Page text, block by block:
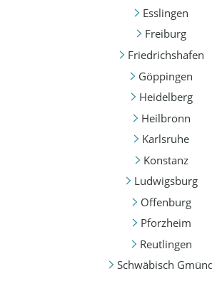
Esslingen
Freiburg
Friedrichshafen
Göppingen
Heidelberg
Heilbronn
Karlsruhe
Konstanz
Ludwigsburg
Offenburg
Pforzheim
Reutlingen
Schwäbisch